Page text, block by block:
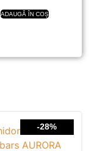
ADAUGĂ ÎN COȘ
-28%